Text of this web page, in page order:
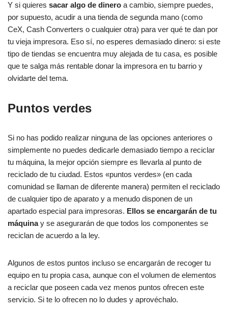
Y si quieres sacar algo de dinero a cambio, siempre puedes,
por supuesto, acudir a una tienda de segunda mano (como
CeX, Cash Converters o cualquier otra) para ver qué te dan por
tu vieja impresora. Eso sí, no esperes demasiado dinero: si este
tipo de tiendas se encuentra muy alejada de tu casa, es posible
que te salga más rentable donar la impresora en tu barrio y
olvidarte del tema.
Puntos verdes
Si no has podido realizar ninguna de las opciones anteriores o
simplemente no puedes dedicarle demasiado tiempo a reciclar
tu máquina, la mejor opción siempre es llevarla al punto de
reciclado de tu ciudad. Estos «puntos verdes» (en cada
comunidad se llaman de diferente manera) permiten el reciclado
de cualquier tipo de aparato y a menudo disponen de un
apartado especial para impresoras. Ellos se encargarán de tu
máquinay se asegurarán de que todos los componentes se
reciclan de acuerdo a la ley.
Algunos de estos puntos incluso se encargarán de recoger tu
equipo en tu propia casa, aunque con el volumen de elementos
a reciclar que poseen cada vez menos puntos ofrecen este
servicio. Si te lo ofrecen no lo dudes y aprovéchalo.